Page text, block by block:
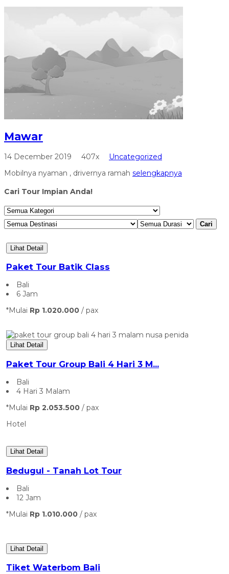
Mawar
14 December 2019 407x
Uncategorized
Mobilnya nyaman , drivernya ramah selengkapnya
Cari Tour Impian Anda!
Cari